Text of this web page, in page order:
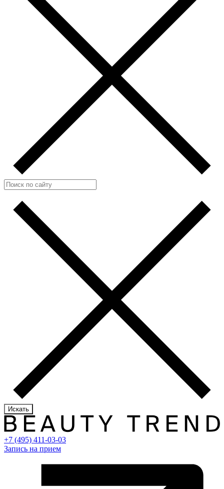
Искать
+7 (495) 411-03-03
Запись на прием